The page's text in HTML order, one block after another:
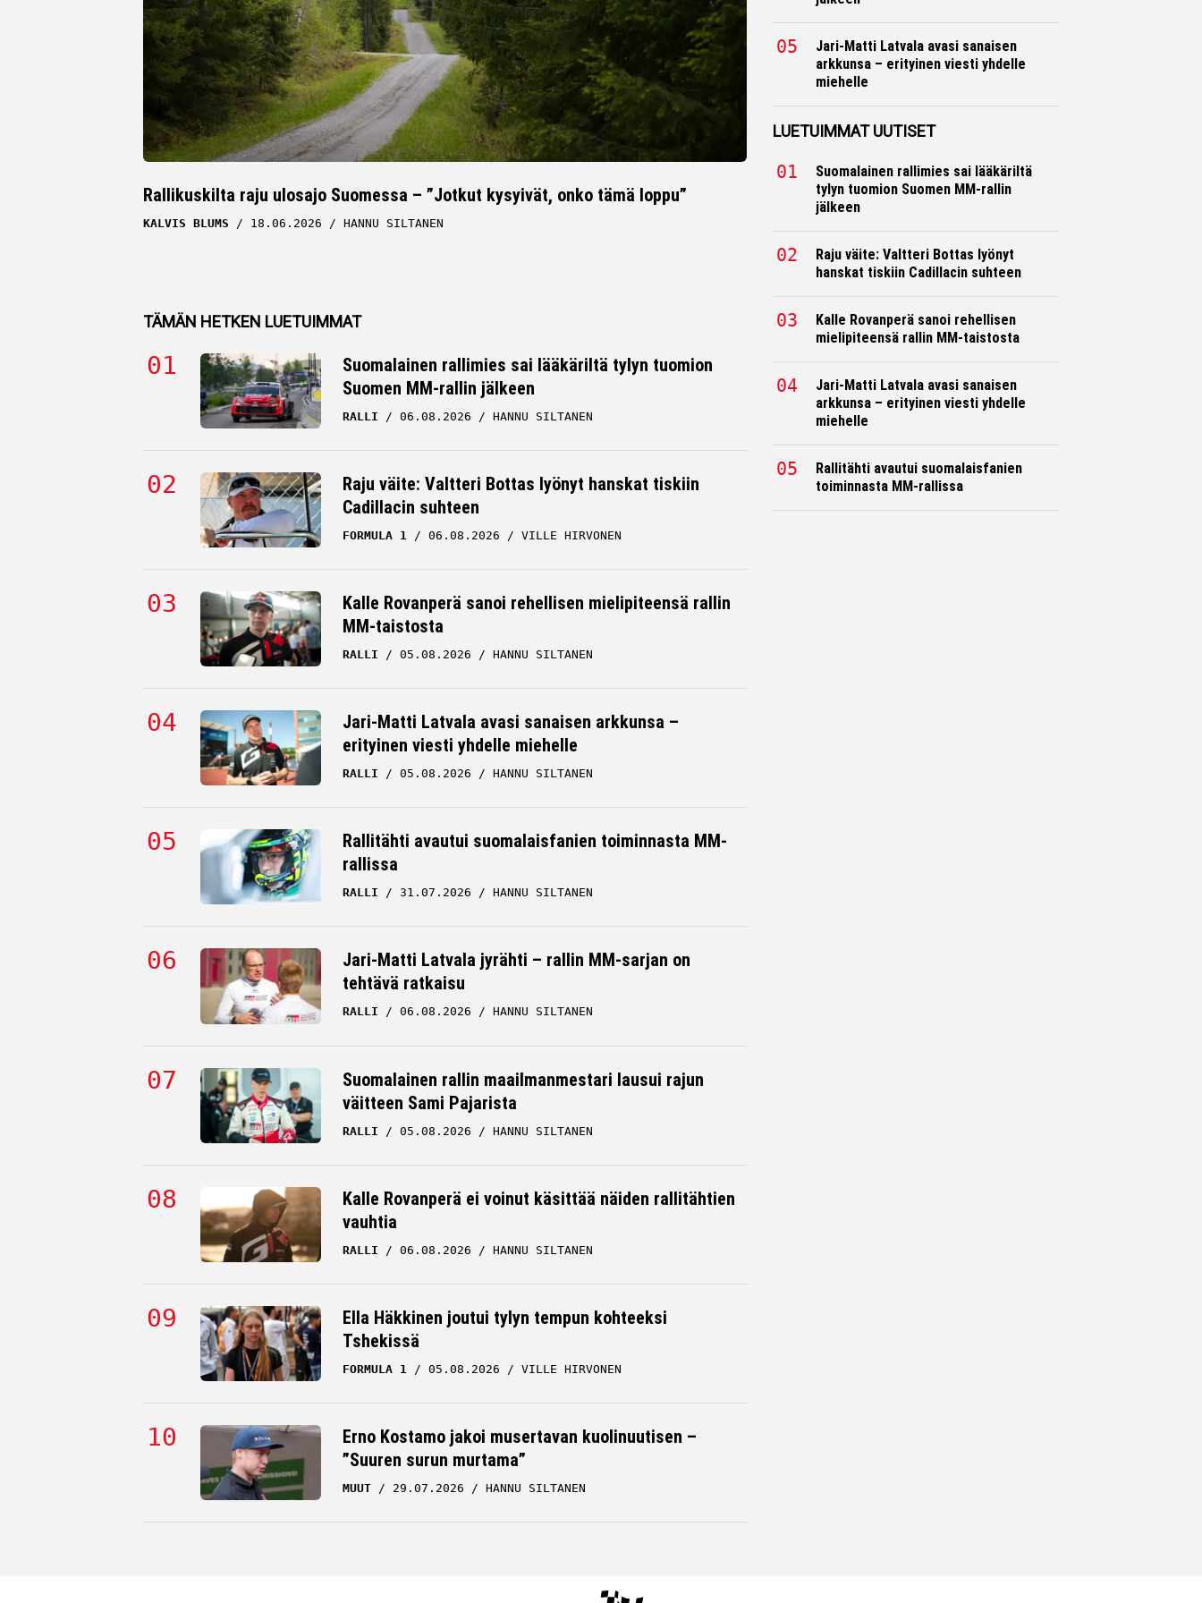
Rallikuskilta raju ulosajo Suomessa – ”Jotkut kysyivät, onko tämä loppu”
KALVIS BLUMS 18.06.2026 HANNU SILTANEN
TÄMÄN HETKEN LUETUIMMAT
Suomalainen rallimies sai lääkäriltä tylyn tuomion
Suomen MM-rallin jälkeen
RALLI 06.08.2026 HANNU SILTANEN
Raju väite: Valtteri Bottas lyönyt hanskat tiskiin
Cadillacin suhteen
FORMULA 1 06.08.2026 VILLE HIRVONEN
Kalle Rovanperä sanoi rehellisen mielipiteensä rallin
MM-taistosta
RALLI 05.08.2026 HANNU SILTANEN
Jari-Matti Latvala avasi sanaisen arkkunsa –
erityinen viesti yhdelle miehelle
RALLI 05.08.2026 HANNU SILTANEN
Rallitähti avautui suomalaisfanien toiminnasta MM-
rallissa
RALLI 31.07.2026 HANNU SILTANEN
Jari-Matti Latvala jyrähti – rallin MM-sarjan on
tehtävä ratkaisu
RALLI 06.08.2026 HANNU SILTANEN
Suomalainen rallin maailmanmestari lausui rajun
väitteen Sami Pajarista
RALLI 05.08.2026 HANNU SILTANEN
Kalle Rovanperä ei voinut käsittää näiden rallitähtien
vauhtia
RALLI 06.08.2026 HANNU SILTANEN
Ella Häkkinen joutui tylyn tempun kohteeksi
Tshekissä
FORMULA 1 05.08.2026 VILLE HIRVONEN
Erno Kostamo jakoi musertavan kuolinuutisen –
”Suuren surun murtama”
MUUT 29.07.2026 HANNU SILTANEN
Jari-Matti Latvala avasi sanaisen
arkkunsa – erityinen viesti yhdelle
miehelle
LUETUIMMAT UUTISET
Suomalainen rallimies sai lääkäriltä
tylyn tuomion Suomen MM-rallin
jälkeen
Raju väite: Valtteri Bottas lyönyt
hanskat tiskiin Cadillacin suhteen
Kalle Rovanperä sanoi rehellisen
mielipiteensä rallin MM-taistosta
Jari-Matti Latvala avasi sanaisen
arkkunsa – erityinen viesti yhdelle
miehelle
Rallitähti avautui suomalaisfanien
toiminnasta MM-rallissa